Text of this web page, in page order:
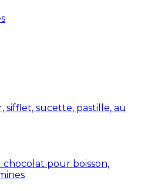
sifflet, sucette, pastille, au
pour boisson,